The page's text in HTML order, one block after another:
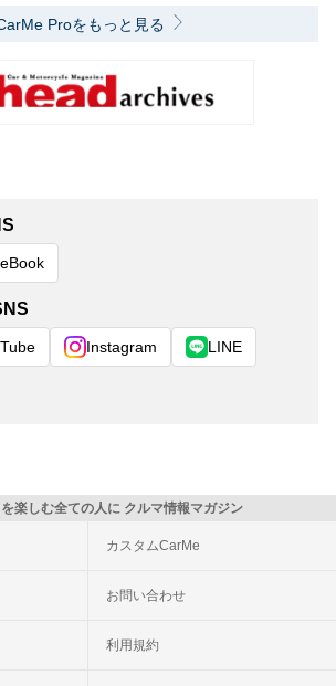
Proをもっと見る
Instagram LINE
楽しむ全ての人に クルマ情報マガジン
カスタムCarMe
お問い合わせ
利用規約